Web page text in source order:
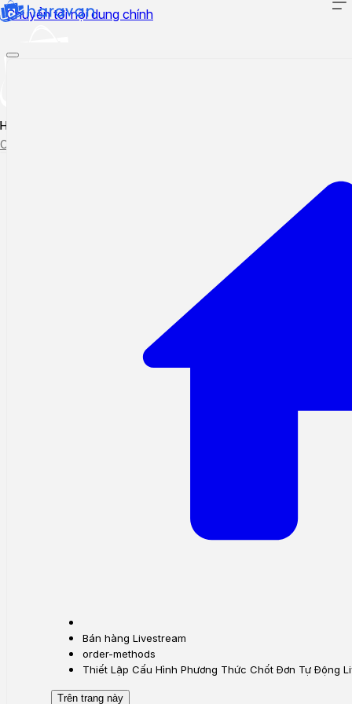
Chuyển tới nội dung chính
Hướng dẫn sử dụng
Cập nhật tính năng mới
Bán hàng Livestream
order-methods
Thiết Lập Cấu Hình Phương Thức Chốt Đơn Tự Động
Trên trang này